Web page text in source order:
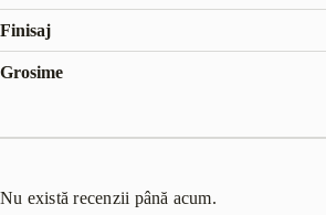
Finisaj
Grosime
Nu există recenzii până acum.